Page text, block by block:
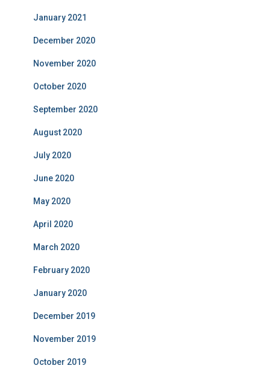
January 2021
December 2020
November 2020
October 2020
September 2020
August 2020
July 2020
June 2020
May 2020
April 2020
March 2020
February 2020
January 2020
December 2019
November 2019
October 2019